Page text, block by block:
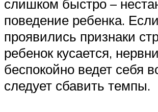
слишком быстро –
поведение ребенка. Если
проявились признаки
ребенок кусается,
беспокойно ведет себя
следует сбавить темпы.